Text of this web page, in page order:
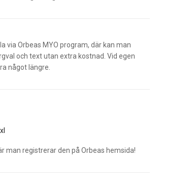
via Orbeas MYO program, där kan man
och text utan extra kostnad. Vid egen
något längre.
man registrerar den på Orbeas hemsida!